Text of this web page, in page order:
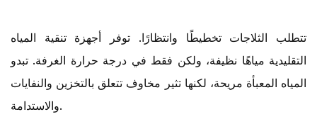
تتطلب الثلاجات تخطيطًا وانتظارًا. توفر أجهزة تنقية المياه
التقليدية مياهًا نظيفة، ولكن فقط في درجة حرارة الغرفة. تبدو
المياه المعبأة مريحة، لكنها تثير مخاوف تتعلق بالتخزين والنفايات
والاستدامة.